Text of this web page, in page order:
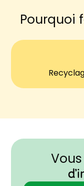
Pourquoi